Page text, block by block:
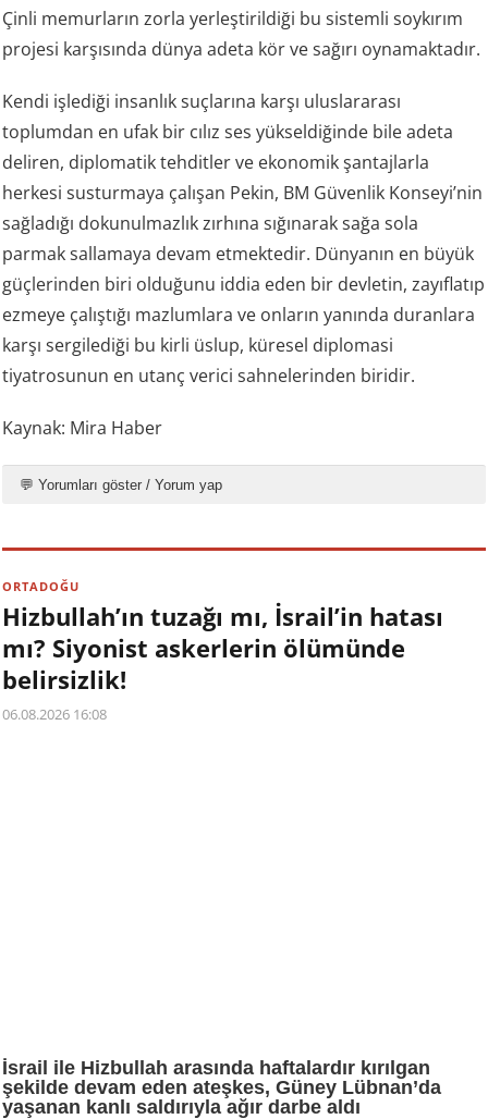
Çinli memurların zorla yerleştirildiği bu sistemli soykırım
projesi karşısında dünya adeta kör ve sağırı oynamaktadır.
Kendi işlediği insanlık suçlarına karşı uluslararası
toplumdan en ufak bir cılız ses yükseldiğinde bile adeta
deliren, diplomatik tehditler ve ekonomik şantajlarla
herkesi susturmaya çalışan Pekin, BM Güvenlik Konseyi’nin
sağladığı dokunulmazlık zırhına sığınarak sağa sola
parmak sallamaya devam etmektedir. Dünyanın en büyük
güçlerinden biri olduğunu iddia eden bir devletin, zayıflatıp
ezmeye çalıştığı mazlumlara ve onların yanında duranlara
karşı sergilediği bu kirli üslup, küresel diplomasi
tiyatrosunun en utanç verici sahnelerinden biridir.
Kaynak: Mira Haber
💬 Yorumları göster / Yorum yap
ORTADOĞU
Hizbullah’ın tuzağı mı, İsrail’in hatası
mı? Siyonist askerlerin ölümünde
belirsizlik!
06.08.2026 16:08
İsrail ile Hizbullah arasında haftalardır kırılgan
şekilde devam eden ateşkes, Güney Lübnan’da
yaşanan kanlı saldırıyla ağır darbe aldı